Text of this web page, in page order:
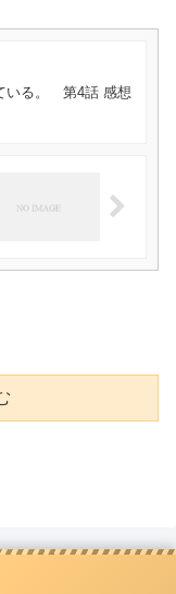
いる。 第4話 感想